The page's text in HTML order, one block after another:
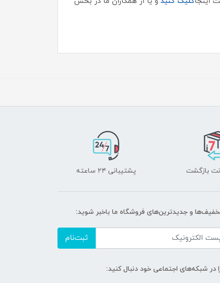
پشتیبانی ۲۴ ساعته
و جدیدترین‌های فروشگاه ما باخبر شوید:
ثبت‌نام
در شبکه‌های اجتماعی خود دنبال کنید: